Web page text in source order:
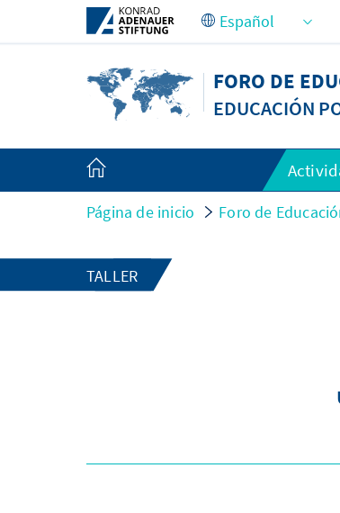
Saltar al contenido principal
FORO DE
EDUCACIÓN
Página de inicio Foro de
TALLER